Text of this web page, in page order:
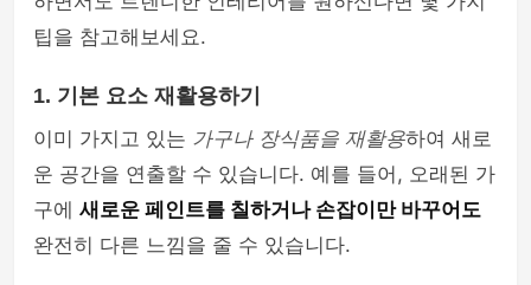
팁을 참고해보세요.
1. 기본 요소 재활용하기
이미 가지고 있는 가구나 장식품을 재활용하여 새로
운 공간을 연출할 수 있습니다. 예를 들어, 오래된 가
구에 새로운 페인트를 칠하거나 손잡이만 바꾸어도
완전히 다른 느낌을 줄 수 있습니다.